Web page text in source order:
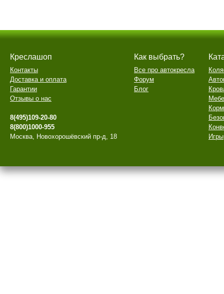
Креслашоп
Контакты
Доставка и оплата
Гарантии
Отзывы о нас
8(495)109-20-80
8(800)1000-955
Москва, Новохорошёвский пр-д, 18
Как выбрать?
Все про автокресла
Форум
Блог